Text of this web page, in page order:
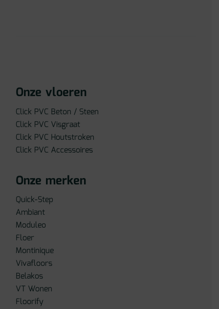
Onze vloeren
Click PVC Beton / Steen
Click PVC Visgraat
Click PVC Houtstroken
Click PVC Accessoires
Onze merken
Quick-Step
Ambiant
Moduleo
Floer
Montinique
Vivafloors
Belakos
VT Wonen
Floorify